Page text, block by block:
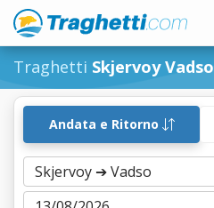
Traghetti Skjervoy Vadso
Andata e Ritorno